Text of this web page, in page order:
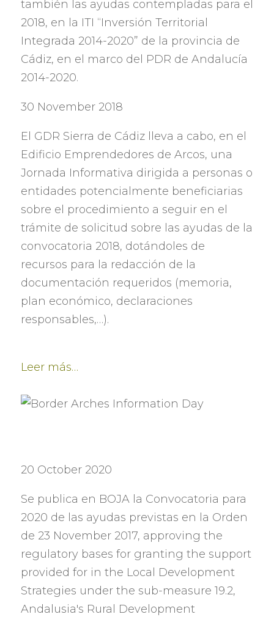
también las ayudas contempladas para el
2018, en la ITI “Inversión Territorial
Integrada 2014-2020” de la provincia de
Cádiz, en el marco del PDR de Andalucía
2014-2020.
30 November 2018
El GDR Sierra de Cádiz lleva a cabo, en el
Edificio Emprendedores de Arcos, una
Jornada Informativa dirigida a personas o
entidades potencialmente beneficiarias
sobre el procedimiento a seguir en el
trámite de solicitud sobre las ayudas de la
convocatoria 2018, dotándoles de
recursos para la redacción de la
documentación requeridos (memoria,
plan económico, declaraciones
responsables,…).
Leer más…
20 October 2020
Se publica en BOJA la Convocatoria para
2020 de las ayudas previstas en la Orden
de 23 November 2017, approving the
regulatory bases for granting the support
provided for in the Local Development
Strategies under the sub-measure 19.2,
Andalusia's Rural Development